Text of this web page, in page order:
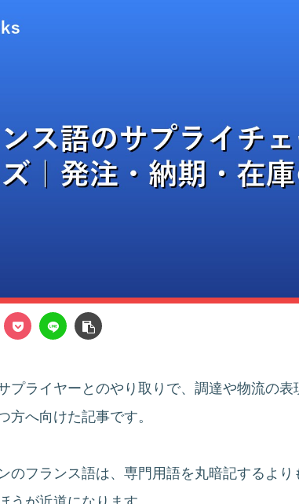
プライヤーとのやり取りで、調達や物流の表
方へ向けた記事です。
のフランス語は、専門用語を丸暗記するよ